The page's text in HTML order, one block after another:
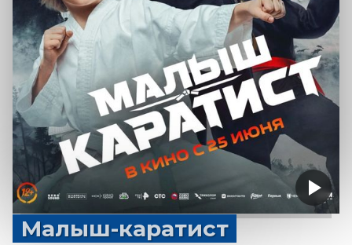
Малыш-каратист